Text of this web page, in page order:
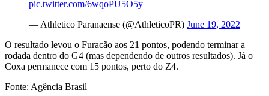
pic.twitter.com/6wqoPU5O5y
— Athletico Paranaense (@AthleticoPR) June 19, 2022
O resultado levou o Furacão aos 21 pontos, podendo terminar a
rodada dentro do G4 (mas dependendo de outros resultados). Já o
Coxa permanece com 15 pontos, perto do Z4.
Fonte: Agência Brasil